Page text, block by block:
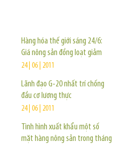
Hàng hóa thế giới sáng 24/6:
Giá nông sản đồng loạt giảm
24 | 06 | 2011
Lãnh đạo G-20 nhất trí chống
đầu cơ lương thực
24 | 06 | 2011
Tình hình xuất khẩu một số
mặt hàng nông sản trong tháng